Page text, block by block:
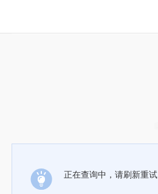
正在查询中，请刷新重试